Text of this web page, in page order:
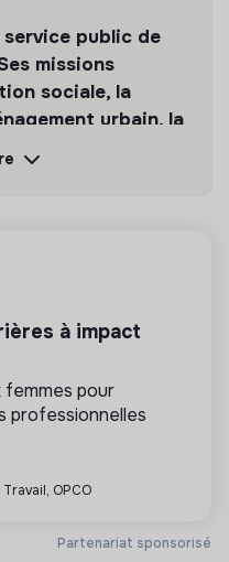
public de
missions
sociale, la
urbain, la
publique
(collectivité
…) ou sa
: énergie, gestion de
Institution publique
Partenariat sponsorisé
à impact
femmes pour
professionnelles
OPCO